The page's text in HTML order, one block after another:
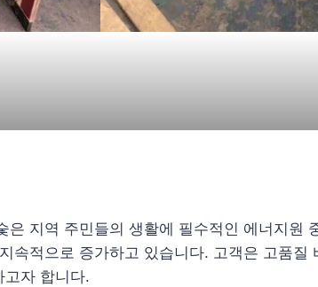
지역 주민들의 생활에 필수적인 에너지원
속적으로 증가하고 있습니다. 고객은 고품
자 합니다.